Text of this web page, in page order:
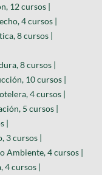
12 cursos |
4 cursos |
8 cursos |
8 cursos |
10 cursos |
4 cursos |
5 cursos |
|
3 cursos |
Ambiente, 4 cursos |
4 cursos |